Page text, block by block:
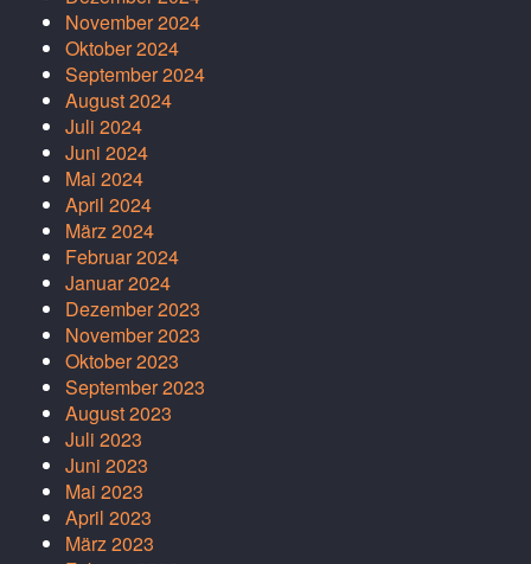
November 2024
Oktober 2024
September 2024
August 2024
Juli 2024
Juni 2024
Mai 2024
April 2024
März 2024
Februar 2024
Januar 2024
Dezember 2023
November 2023
Oktober 2023
September 2023
August 2023
Juli 2023
Juni 2023
Mai 2023
April 2023
März 2023